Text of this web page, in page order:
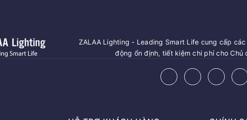
ZALAA Lighting - Leading Smart Life cung cấp
động ổn định, tiết kiệm chi phí cho